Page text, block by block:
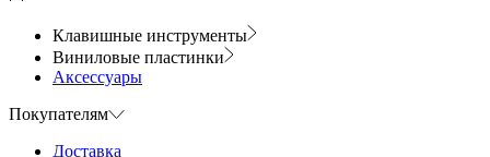
Клавишные инструменты
Виниловые пластинки
Аксессуары
Покупателям
Доставка